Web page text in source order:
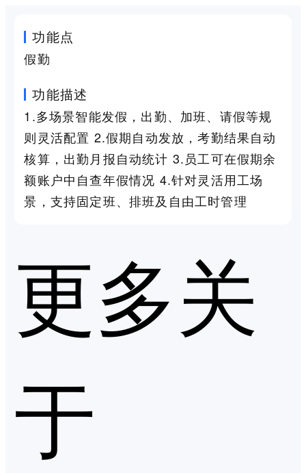
功能点
假勤
功能描述
1.多场景智能发假，出勤、加班、请假等规
则灵活配置 2.假期自动发放，考勤结果自动
核算，出勤月报自动统计 3.员工可在假期余
额账户中自查年假情况 4.针对灵活用工场
景，支持固定班、排班及自由工时管理
更多关
于